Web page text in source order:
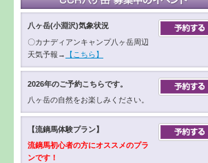
八ヶ岳(小淵沢)気象状況
〇カナディアンキャンプ八ヶ岳周辺
天気予報→
【こちら】
2026年のご予約こちらです。
八ヶ岳の自然をお楽しみください。
【流鏑馬体験プラン】
流鏑馬初心者の方にオススメのプラ
ンです！